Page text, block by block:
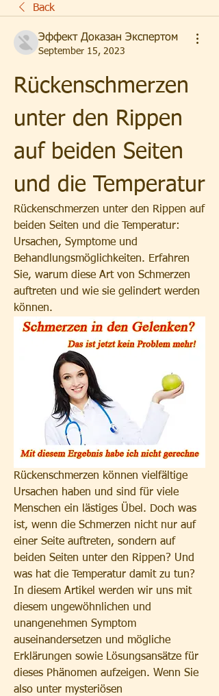
Back
Эффект Доказан Экспертом
September 15, 2023
Rückenschmerzen
unter den Rippen
auf beiden Seiten
und die Temperatur
Rückenschmerzen unter den Rippen auf
beiden Seiten und die Temperatur:
Ursachen, Symptome und
Behandlungsmöglichkeiten. Erfahren
Sie, warum diese Art von Schmerzen
auftreten und wie sie gelindert werden
können.
Rückenschmerzen können vielfältige
Ursachen haben und sind für viele
Menschen ein lästiges Übel. Doch was
ist, wenn die Schmerzen nicht nur auf
einer Seite auftreten, sondern auf
beiden Seiten unter den Rippen? Und
was hat die Temperatur damit zu tun?
In diesem Artikel werden wir uns mit
diesem ungewöhnlichen und
unangenehmen Symptom
auseinandersetzen und mögliche
Erklärungen sowie Lösungsansätze für
dieses Phänomen aufzeigen. Wenn Sie
also unter mysteriösen